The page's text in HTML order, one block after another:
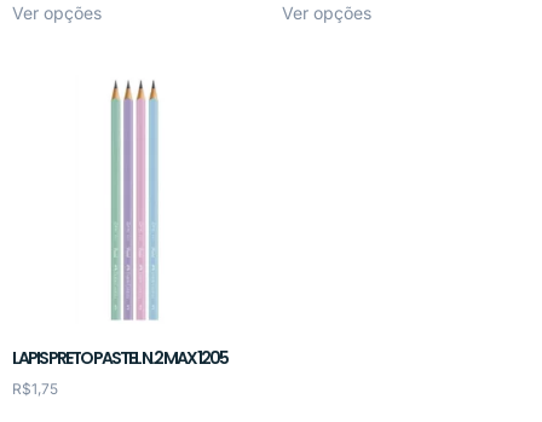
Ver opções Ver opções
LAPIS PRETO PASTEL N.2 MAX 1205
R$1,75